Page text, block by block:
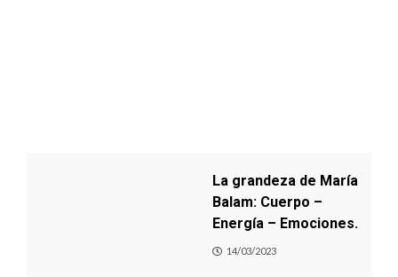
La grandeza de María
Balam: Cuerpo –
Energía – Emociones.
14/03/2023